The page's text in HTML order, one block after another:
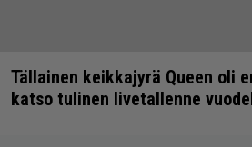
Tällainen keikkajyrä Queen oli
katso tulinen livetallenne